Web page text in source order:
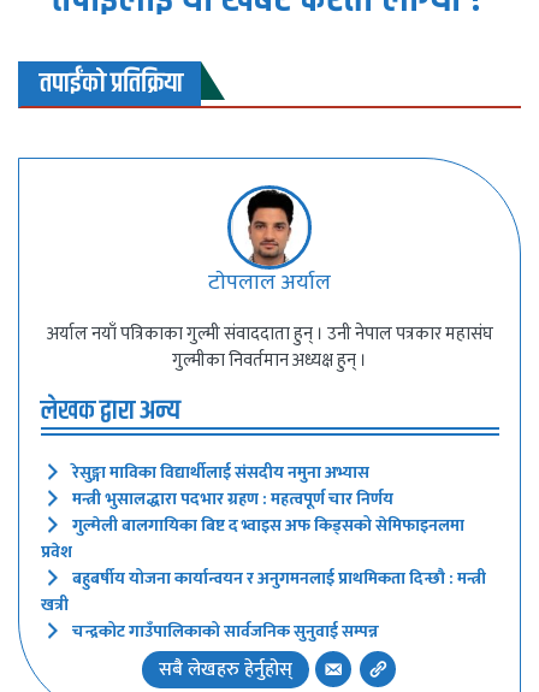
तपाईंको प्रतिक्रिया
टाेपलाल अर्याल
अर्याल नयाँ पत्रिकाका गुल्मी संवाददाता हुन् । उनी नेपाल पत्रकार महासंघ
गुल्मीका निवर्तमान अध्यक्ष हुन् ।
लेखक द्वारा अन्य
रेसुङ्गा माविका विद्यार्थीलाई संसदीय नमुना अभ्यास
मन्त्री भुसालद्धारा पदभार ग्रहण : महत्वपूर्ण चार निर्णय
गुल्मेली बालगायिका बिष्ट द भ्वाइस अफ किड्सको सेमिफाइनलमा
प्रवेश
बहुबर्षीय योजना कार्यान्वयन र अनुगमनलाई प्राथमिकता दिन्छौ : मन्त्री
खत्री
चन्द्रकोट गाउँपालिकाको सार्वजनिक सुनुवाई सम्पन्न
सबै लेखहरु हेर्नुहोस्